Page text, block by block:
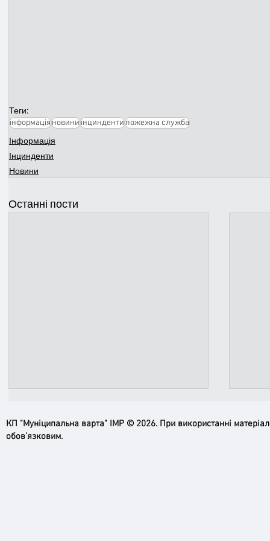
Теги:
інформаціяновиниінциндентипожежна служба
Інформація
Інцинденти
Новини
Останні пости
КП "Муніципальна варта" ІМР © 2026. При використанні
обов’язковим.